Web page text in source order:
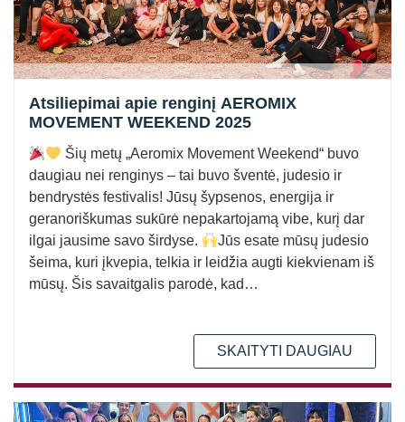
Atsiliepimai apie renginį AEROMIX
MOVEMENT WEEKEND 2025
Šių metų „Aeromix Movement Weekend“ buvo
daugiau nei renginys – tai buvo šventė, judesio ir
bendrystės festivalis! Jūsų šypsenos, energija ir
geranoriškumas sukūrė nepakartojamą vibe, kurį dar
ilgai jausime savo širdyse.
Jūs esate mūsų judesio
šeima, kuri įkvepia, telkia ir leidžia augti kiekvienam iš
mūsų. Šis savaitgalis parodė, kad…
SKAITYTI DAUGIAU